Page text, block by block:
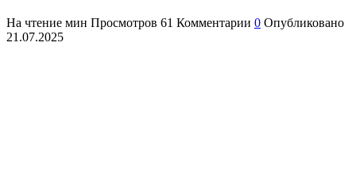
На чтение мин Просмотров 61 Комментарии 0 Опубликовано
21.07.2025